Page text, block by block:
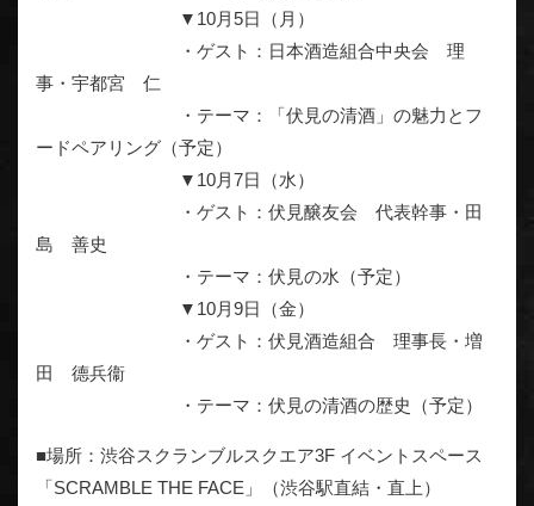
▼10月5日（月）
・ゲスト：日本酒造組合中央会 理
事・宇都宮 仁
・テーマ：「伏見の清酒」の魅力とフ
ードペアリング（予定）
▼10月7日（水）
・ゲスト：伏見醸友会 代表幹事・田
島 善史
・テーマ：伏見の水（予定）
▼10月9日（金）
・ゲスト：伏見酒造組合 理事長・増
田 德兵衞
・テーマ：伏見の清酒の歴史（予定）
■場所：渋谷スクランブルスクエア3F イベントスペース
「SCRAMBLE THE FACE」（渋谷駅直結・直上）